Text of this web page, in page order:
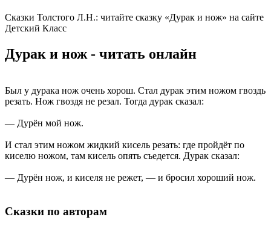
Сказки Толстого Л.Н.: читайте сказку «Дурак и нож» на сайте
Детский Класс
Дурак и нож - читать онлайн
Был у дурака нож очень хорош. Стал дурак этим ножом гвоздь
резать. Нож гвоздя не резал. Тогда дурак сказал:
— Дурён мой нож.
И стал этим ножом жидкий кисель резать: где пройдёт по
киселю ножом, там кисель опять съедется. Дурак сказал:
— Дурён нож, и киселя не режет, — и бросил хороший нож.
Сказки по авторам